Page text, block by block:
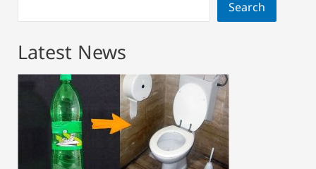
Search
Latest News